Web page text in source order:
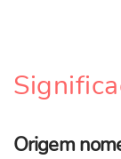
Origem